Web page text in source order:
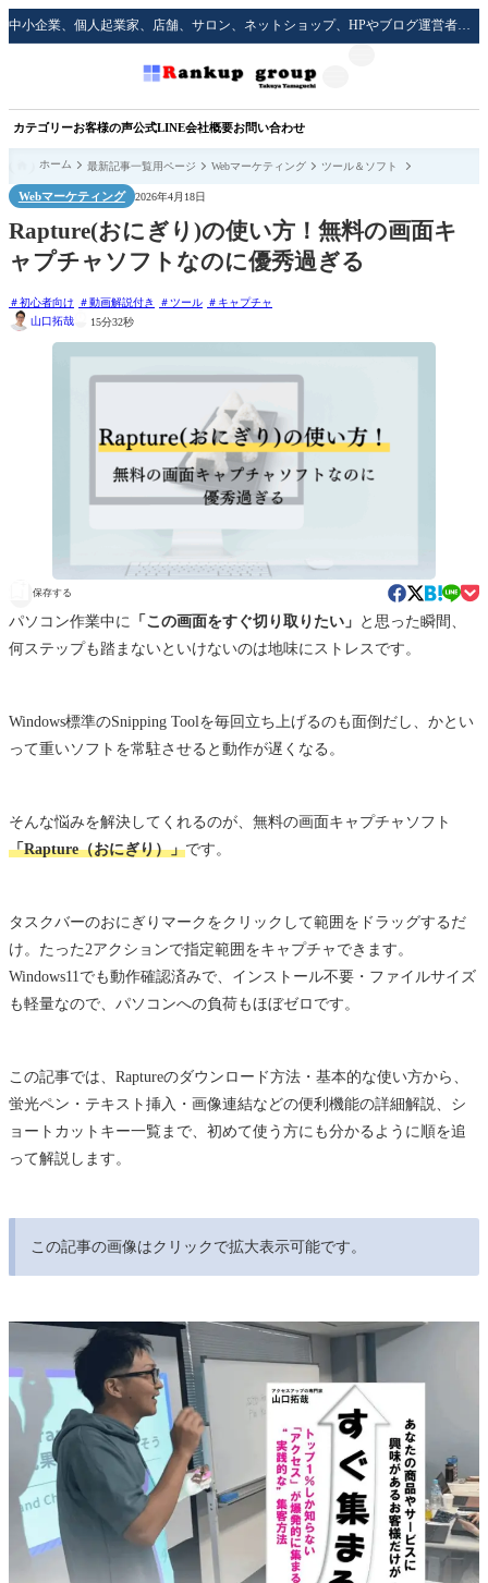
中小企業、個人起業家、店舗、サロン、ネットショップ、HPやブログ運営者のための実践的な集客方法をサポート！
カテゴリーお客様の声公式LINE会社概要お問い合わせ
ホーム 最新記事一覧用ページ Webマーケティング ツール＆ソフト
Webマーケティング 2026年4月18日
Rapture(おにぎり)の使い方！無料の画面キ
ャプチャソフトなのに優秀過ぎる
初心者向け 動画解説付き ツール
キャプチャ
山口拓哉
15分32秒
保存する
パソコン作業中に 「この画面をすぐ切り取りたい」 と思った瞬間、
何ステップも踏まないといけないのは地味にストレスです。
Windows標準のSnipping Toolを毎回立ち上げるのも面倒だし、かとい
って重いソフトを常駐させると動作が遅くなる。
そんな悩みを解決してくれるのが、無料の画面キャプチャソフト
「Rapture（おにぎり）」です。
タスクバーのおにぎりマークをクリックして範囲をドラッグするだ
け。たった2アクションで指定範囲をキャプチャできます。
Windows11でも動作確認済みで、インストール不要・ファイルサイズ
も軽量なので、パソコンへの負荷もほぼゼロです。
この記事では、Raptureのダウンロード方法・基本的な使い方から、
蛍光ペン・テキスト挿入・画像連結などの便利機能の詳細解説、シ
ョートカットキー一覧まで、初めて使う方にも分かるように順を追
って解説します。
この記事の画像はクリックで拡大表示可能です。